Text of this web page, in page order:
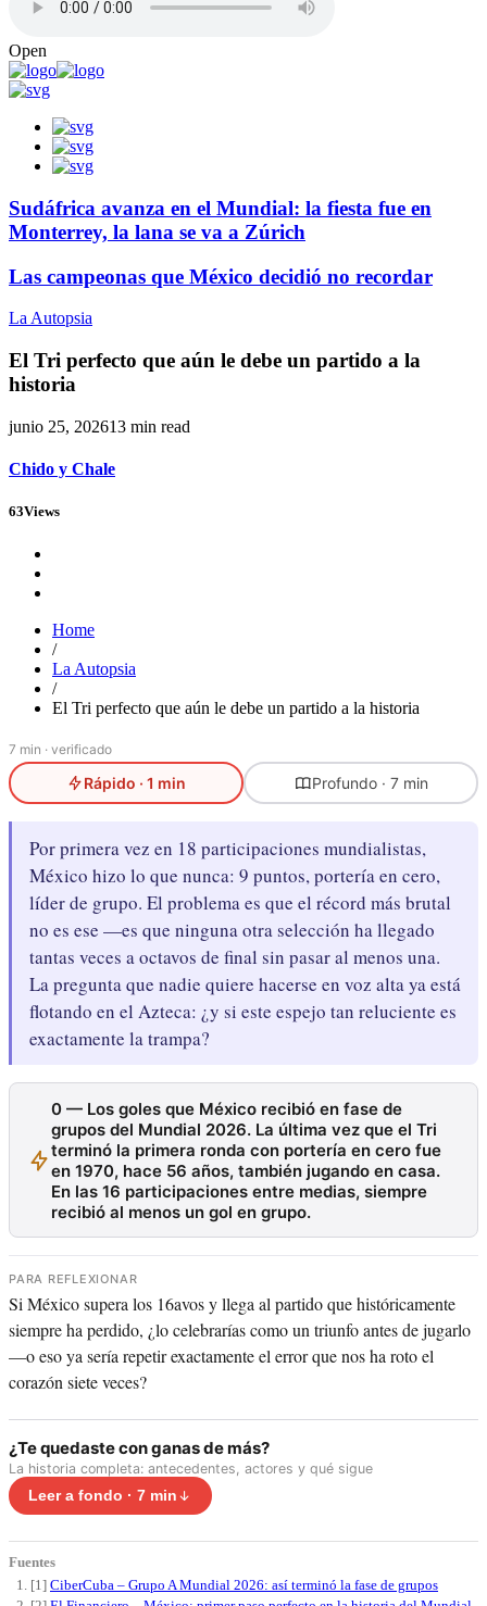
Open
Sudáfrica avanza en el Mundial: la fiesta fue en
Monterrey, la lana se va a Zúrich
Las campeonas que México decidió no recordar
La Autopsia
El Tri perfecto que aún le debe un partido a la
historia
junio 25, 202613 min read
Chido y Chale
63Views
Home
/
La Autopsia
/
El Tri perfecto que aún le debe un partido a la historia
7 min · verificado
Rápido · 1 min Profundo · 7 min
Por primera vez en 18 participaciones mundialistas,
México hizo lo que nunca: 9 puntos, portería en cero,
líder de grupo. El problema es que el récord más brutal
no es ese —es que ninguna otra selección ha llegado
tantas veces a octavos de final sin pasar al menos una.
La pregunta que nadie quiere hacerse en voz alta ya está
flotando en el Azteca: ¿y si este espejo tan reluciente es
exactamente la trampa?
0 — Los goles que México recibió en fase de
grupos del Mundial 2026. La última vez que el Tri
terminó la primera ronda con portería en cero fue
en 1970, hace 56 años, también jugando en casa.
En las 16 participaciones entre medias, siempre
recibió al menos un gol en grupo.
PARA REFLEXIONAR
Si México supera los 16avos y llega al partido que históricamente
siempre ha perdido, ¿lo celebrarías como un triunfo antes de jugarlo
—o eso ya sería repetir exactamente el error que nos ha roto el
corazón siete veces?
¿Te quedaste con ganas de más?
La historia completa: antecedentes, actores y qué sigue
Leer a fondo · 7 min
Fuentes
[1] CiberCuba – Grupo A Mundial 2026: así terminó la fase de grupos